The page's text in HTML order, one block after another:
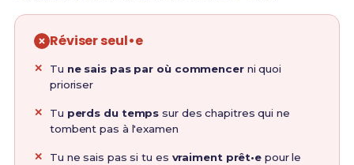
Réviser seul•e
Tu ne sais pas par où commencerni quoi
prioriser
Tu perds du temps sur des chapitres qui ne
tombent pas à l'examen
Tu ne sais pas si tu es vraiment prêt•e pour le